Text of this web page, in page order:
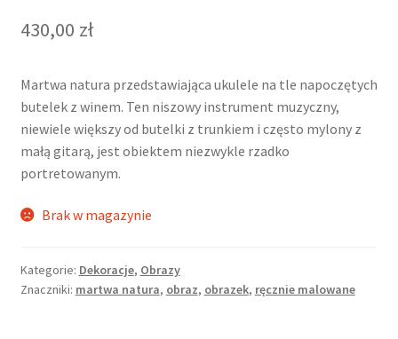
430,00 zł
Martwa natura przedstawiająca ukulele na tle napoczętych
butelek z winem. Ten niszowy instrument muzyczny,
niewiele większy od butelki z trunkiem i często mylony z
małą gitarą, jest obiektem niezwykle rzadko
portretowanym.
Brak w magazynie
Kategorie: Dekoracje, Obrazy
Znaczniki: martwa natura, obraz, obrazek, ręcznie malowane